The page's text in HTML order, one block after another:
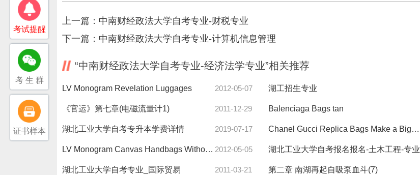
上一篇： 中南财经政法大学自考专业-财税专业
下一篇： 中南财经政法大学自考专业-计算机信息管理
“中南财经政法大学自考专业-经济法学专业”相关推荐
LV Monogram Revelation Luggages 2012-05-07 湖工招生专业
《官运》第七章(电磁流量计1) 2011-12-29 Balenciaga Bags tan
湖北工业大学自考专升本学费详情 2019-07-17 Chanel Gucci Replica Bags Make a Big Impression_34
LV Monogram Canvas Handbags Without dilemma 2012-05-05 湖北工业大学自考报名报名-土木工程-专业
湖北工业大学自考专业_国际贸易 2011-03-21 第二章 南湖再起自吸泵血斗(7)
考试提醒
考 生 群
证书样本